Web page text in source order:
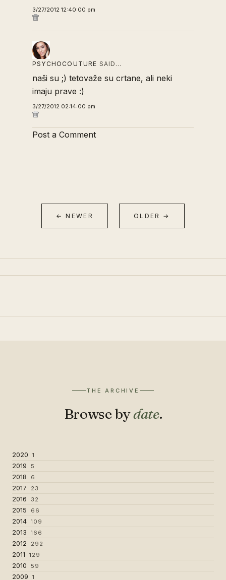
3/27/2012 12:40:00 pm
PSYCHOCOUTURE SAID…
naši su ;) tetovaže su crtane, ali neki
imaju prave :)
3/27/2012 02:14:00 pm
Post a Comment
← NEWER OLDER →
THE ARCHIVE
Browse bydate.
2020 1
2019 5
2018 6
2017 23
2016 32
2015 66
2014 109
2013 166
2012 292
2011 129
2010 59
2009 1